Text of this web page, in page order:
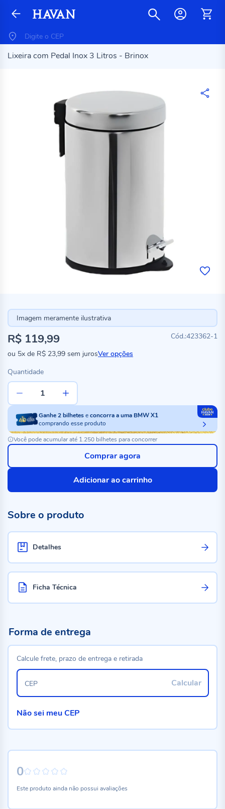
Lixeira com Pedal Inox 3 Litros - Brinox
Imagem meramente ilustrativa
423362-1
R$ 119,99
ou 5x de R$ 23,99 sem jurosVer opções
Quantidade
Ganhe2bilheteseconcorra a uma BMW X1
comprando esse produto
Você pode acumular até 1.250 bilhetes para concorrer
Adicionar ao carrinho
Comprar agora
Sobre o produto
Detalhes
Ficha Técnica
0
Este produto ainda não possui avaliações
Forma de entrega
Calcule frete, prazo de entrega e retirada
Calcular
CEP
Não sei meu CEP